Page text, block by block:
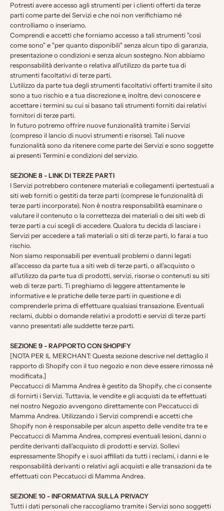
Potresti avere accesso agli strumenti per i clienti offerti da terze
parti come parte dei Servizi e che noi non verifichiamo né
controlliamo o inseriamo.
Comprendi e accetti che forniamo accesso a tali strumenti "così
come sono" e "per quanto disponibili" senza alcun tipo di garanzia,
presentazione o condizioni e senza alcun sostegno. Non abbiamo
responsabilità derivante o relativa all'utilizzo da parte tua di
strumenti facoltativi di terze parti.
L'utilizzo da parte tua degli strumenti facoltativi offerti tramite il sito
sono a tuo rischio e a tua discrezione e, inoltre, devi conoscere e
accettare i termini su cui si basano tali strumenti forniti dai relativi
fornitori di terze parti.
In futuro potremo offrire nuove funzionalità tramite i Servizi
(compreso il lancio di nuovi strumenti e risorse). Tali nuove
funzionalità sono da ritenere come parte dei Servizi e sono soggette
ai presenti Termini e condizioni del servizio.
SEZIONE 8 - LINK DI TERZE PARTI
I Servizi potrebbero contenere materiali e collegamenti ipertestuali a
siti web forniti o gestiti da terze parti (comprese le funzionalità di
terze parti incorporate). Non è nostra responsabilità esaminare o
valutare il contenuto o la correttezza dei materiali o dei siti web di
terze parti a cui scegli di accedere. Qualora tu decida di lasciare i
Servizi per accedere a tali materiali o siti di terze parti, lo farai a tuo
rischio.
Non siamo responsabili per eventuali problemi o danni legati
all'accesso da parte tua a siti web di terze parti, o all'acquisto o
all'utilizzo da parte tua di prodotti, servizi, risorse o contenuti su siti
web di terze parti. Ti preghiamo di leggere attentamente le
informative e le pratiche delle terze parti in questione e di
comprenderle prima di effettuare qualsiasi transazione. Eventuali
reclami, dubbi o domande relativi a prodotti e servizi di terze parti
vanno presentati alle suddette terze parti.
SEZIONE 9 - RAPPORTO CON SHOPIFY
[NOTA PER IL MERCHANT: Questa sezione descrive nel dettaglio il
rapporto di Shopify con il tuo negozio e non deve essere rimossa né
modificata.]
Peccatucci di Mamma Andrea è gestito da Shopify, che ci consente
di fornirti i Servizi. Tuttavia, le vendite e gli acquisti da te effettuati
nel nostro Negozio avvengono direttamente con Peccatucci di
Mamma Andrea. Utilizzando i Servizi comprendi e accetti che
Shopify non è responsabile per alcun aspetto delle vendite tra te e
Peccatucci di Mamma Andrea, compresi eventuali lesioni, danni o
perdite derivanti dall'acquisto di prodotti e servizi. Sollevi
espressamente Shopify e i suoi affiliati da tutti i reclami, i danni e le
responsabilità derivanti o relativi agli acquisti e alle transazioni da te
effettuati con Peccatucci di Mamma Andrea.
SEZIONE 10 - INFORMATIVA SULLA PRIVACY
Tutti i dati personali che raccogliamo tramite i Servizi sono soggetti